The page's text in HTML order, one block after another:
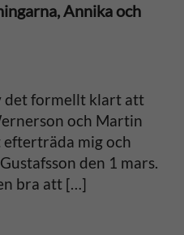
Annika och
det formellt klart att
och Martin
mig och
den 1 mars.
bra att […]